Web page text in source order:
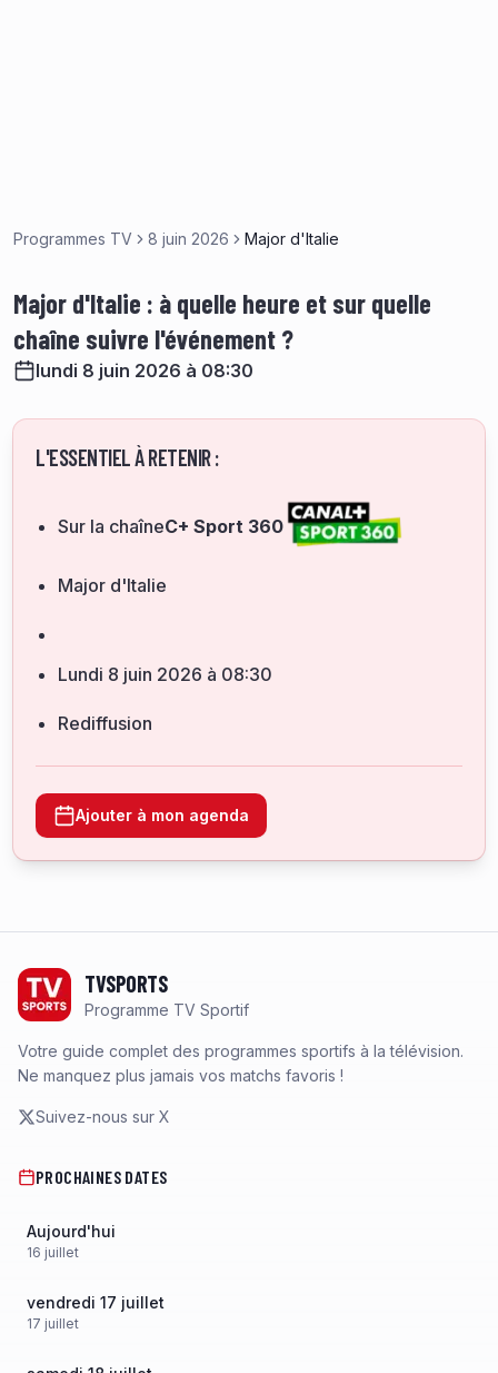
Programmes TV 8 juin 2026 Major d'Italie
Major d'Italie : à quelle heure et sur quelle
chaîne suivre l'événement ?
lundi 8 juin 2026 à 08:30
L'ESSENTIEL À RETENIR :
Sur la chaîneC+ Sport 360
Major d'Italie
lundi 8 juin 2026 à 08:30
Rediffusion
Ajouter à mon agenda
TVSPORTS
Programme TV Sportif
Votre guide complet des programmes sportifs à la télévision.
Ne manquez plus jamais vos matchs favoris !
Suivez-nous sur X
PROCHAINES DATES
Aujourd'hui
16 juillet
vendredi 17 juillet
17 juillet